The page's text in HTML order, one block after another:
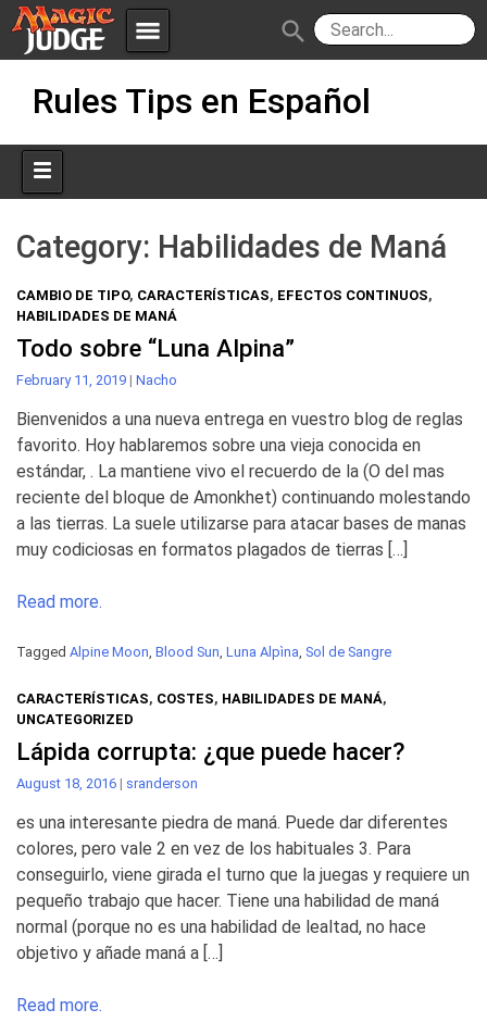
menu
Apps JudgeApps
Forum
Judges
Policies IPG
JAR
search
Rules Tips en Español
Category: Habilidades de Maná
CAMBIO DE TIPO, CARACTERÍSTICAS, EFECTOS CONTINUOS,
HABILIDADES DE MANÁ
Todo sobre “Luna Alpina”
February 11, 2019 | Nacho
Bienvenidos a una nueva entrega en vuestro blog de reglas
favorito. Hoy hablaremos sobre una vieja conocida en
estándar, . La mantiene vivo el recuerdo de la (O del mas
reciente del bloque de Amonkhet) continuando molestando
a las tierras. La suele utilizarse para atacar bases de manas
muy codiciosas en formatos plagados de tierras […]
Read more.
Tagged Alpine Moon, Blood Sun, Luna Alpìna, Sol de Sangre
CARACTERÍSTICAS, COSTES, HABILIDADES DE MANÁ,
UNCATEGORIZED
Lápida corrupta: ¿que puede hacer?
August 18, 2016 | sranderson
es una interesante piedra de maná. Puede dar diferentes
colores, pero vale 2 en vez de los habituales 3. Para
conseguirlo, viene girada el turno que la juegas y requiere un
pequeño trabajo que hacer. Tiene una habilidad de maná
normal (porque no es una habilidad de lealtad, no hace
objetivo y añade maná a […]
Read more.